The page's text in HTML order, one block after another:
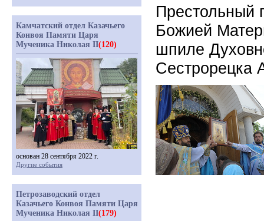
Престольный
Божией
шпиле
Сестрорецка
Камчатский отдел Казачьего
Конвоя Памяти Царя
Мученика Николая II(120)
основан 28 сентября 2022 г.
Другие события
Петрозаводский отдел
Казачьего Конвоя Памяти Царя
Мученика Николая II(179)